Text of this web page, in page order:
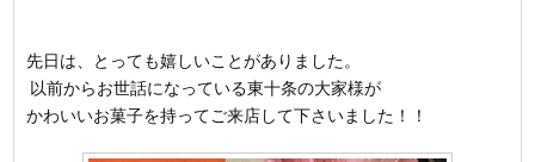
先日は、とっても嬉しいことがありました。
以前からお世話になっている東十条の大家様が
かわいいお菓子を持ってご来店して下さいました！！